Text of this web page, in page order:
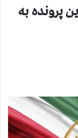
پرونده به